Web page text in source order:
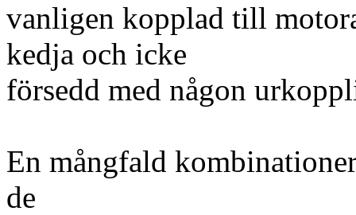
vanligen kopplad till
kedja och icke
försedd med någon
En mångfald
de